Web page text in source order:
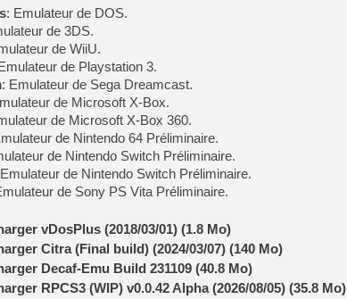
: Emulateur de DOS.
de 3DS.
de WiiU.
de Playstation 3.
: Emulateur de Sega Dreamcast.
de Microsoft X-Box.
de Microsoft X-Box 360.
de Nintendo 64 Préliminaire.
de Nintendo Switch Préliminaire.
de Nintendo Switch Préliminaire.
de Sony PS Vita Préliminaire.
vDosPlus (2018/03/01) (1.8 Mo)
Citra (Final build) (2024/03/07) (140 Mo)
Decaf-Emu Build 231109 (40.8 Mo)
RPCS3 (WIP) v0.0.42 Alpha (2026/08/05) (35.8 Mo)